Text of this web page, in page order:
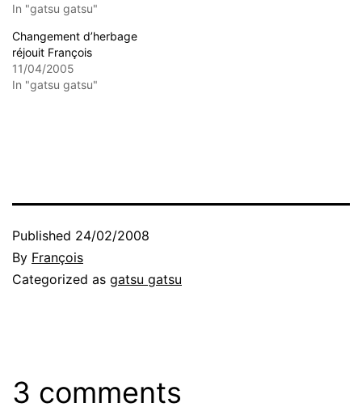
In "gatsu gatsu"
Changement d’herbage
réjouit François
11/04/2005
In "gatsu gatsu"
Published 24/02/2008
By François
Categorized as gatsu gatsu
3 comments